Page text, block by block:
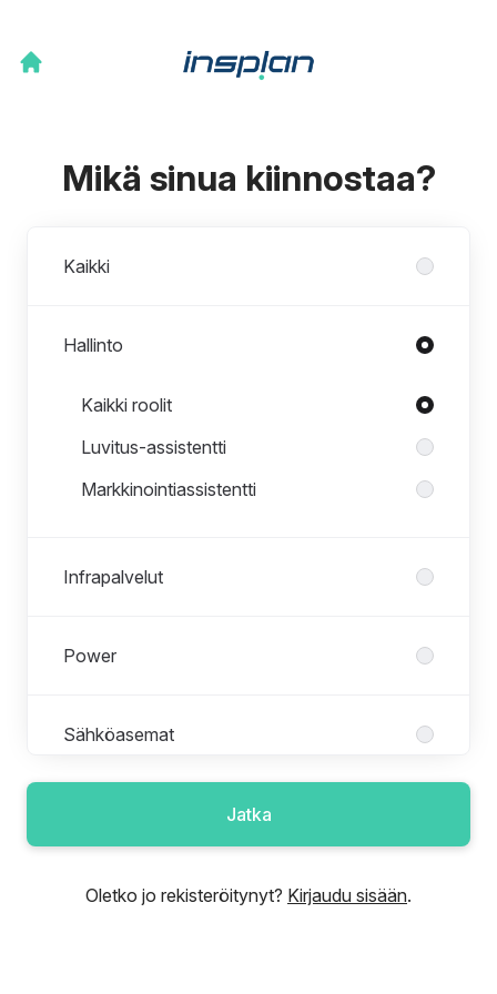
Mikä sinua kiinnostaa?
Kaikki
Hallinto
Roolit osastossa Hallinto
Kaikki roolit
Luvitus-assistentti
Markkinointiassistentti
Infrapalvelut
Power
Sähköasemat
Telecom
Jatka
Oletko jo rekisteröitynyt? Kirjaudu sisään.